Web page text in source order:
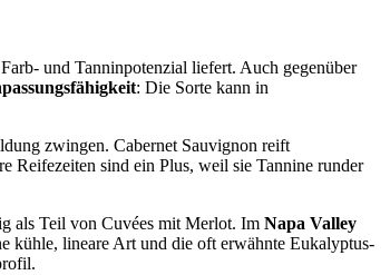
und Tanninpotenzial liefert. Auch gegenüber
: Die Sorte kann in
zwingen. Cabernet Sauvignon reift
Reifezeiten sind ein Plus, weil sie Tannine runder
als Teil von Cuvées mit Merlot. Im Napa Valley
kühle, lineare Art und die oft erwähnte Eukalyptus-